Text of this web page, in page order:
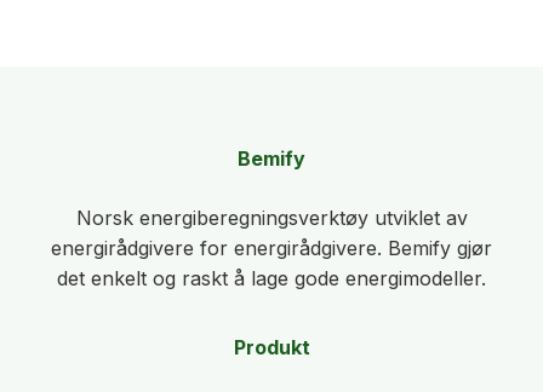
Bemify
Norsk energiberegningsverktøy utviklet av
energirådgivere for energirådgivere. Bemify gjør
det enkelt og raskt å lage gode energimodeller.
Produkt